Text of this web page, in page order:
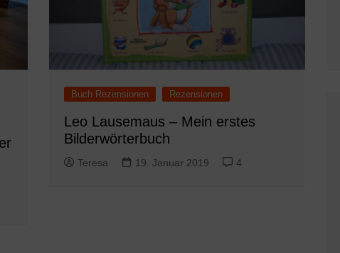
Buch Rezensionen Rezensionen
Leo Lausemaus – Mein erstes
Bilderwörterbuch
Teresa 19. Januar 2019 4